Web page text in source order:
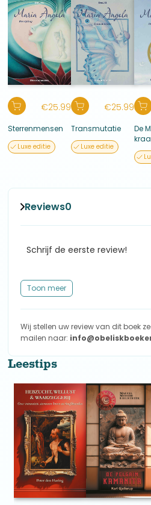
€25.99
Sterrenmensen
Luxe editie
€25.99
Transmutatie
Luxe editie
De
Reviews0
Schrijf de eerste review!
Toon meer
Wij stellen uw review van dit boek
mailen naar:
Leestips